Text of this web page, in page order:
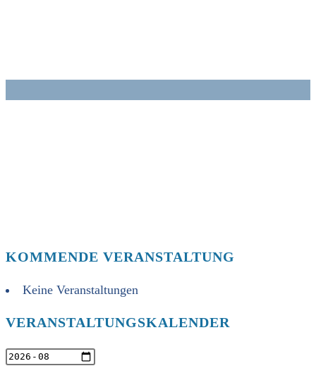
KOMMENDE VERANSTALTUNG
Keine Veranstaltungen
VERANSTALTUNGSKALENDER